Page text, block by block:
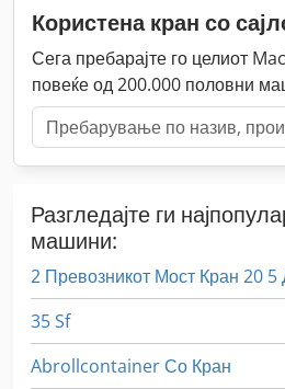
Користена кран со
Сега пребарајте го целиот
повеќе од 200.000 половни
Разгледајте ги
машини:
2 Превозникот Мост Кран 20 5
35 Sf
Abrollcontainer Со Кран